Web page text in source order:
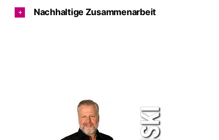
Nachhaltige Zusammenarbeit